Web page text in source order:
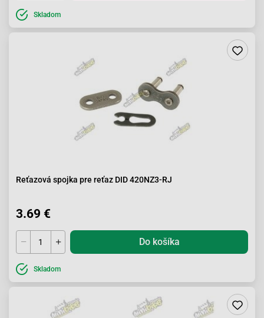
Skladom
Reťazová spojka pre reťaz DID 420NZ3-RJ
3.69 €
Do košíka
Skladom